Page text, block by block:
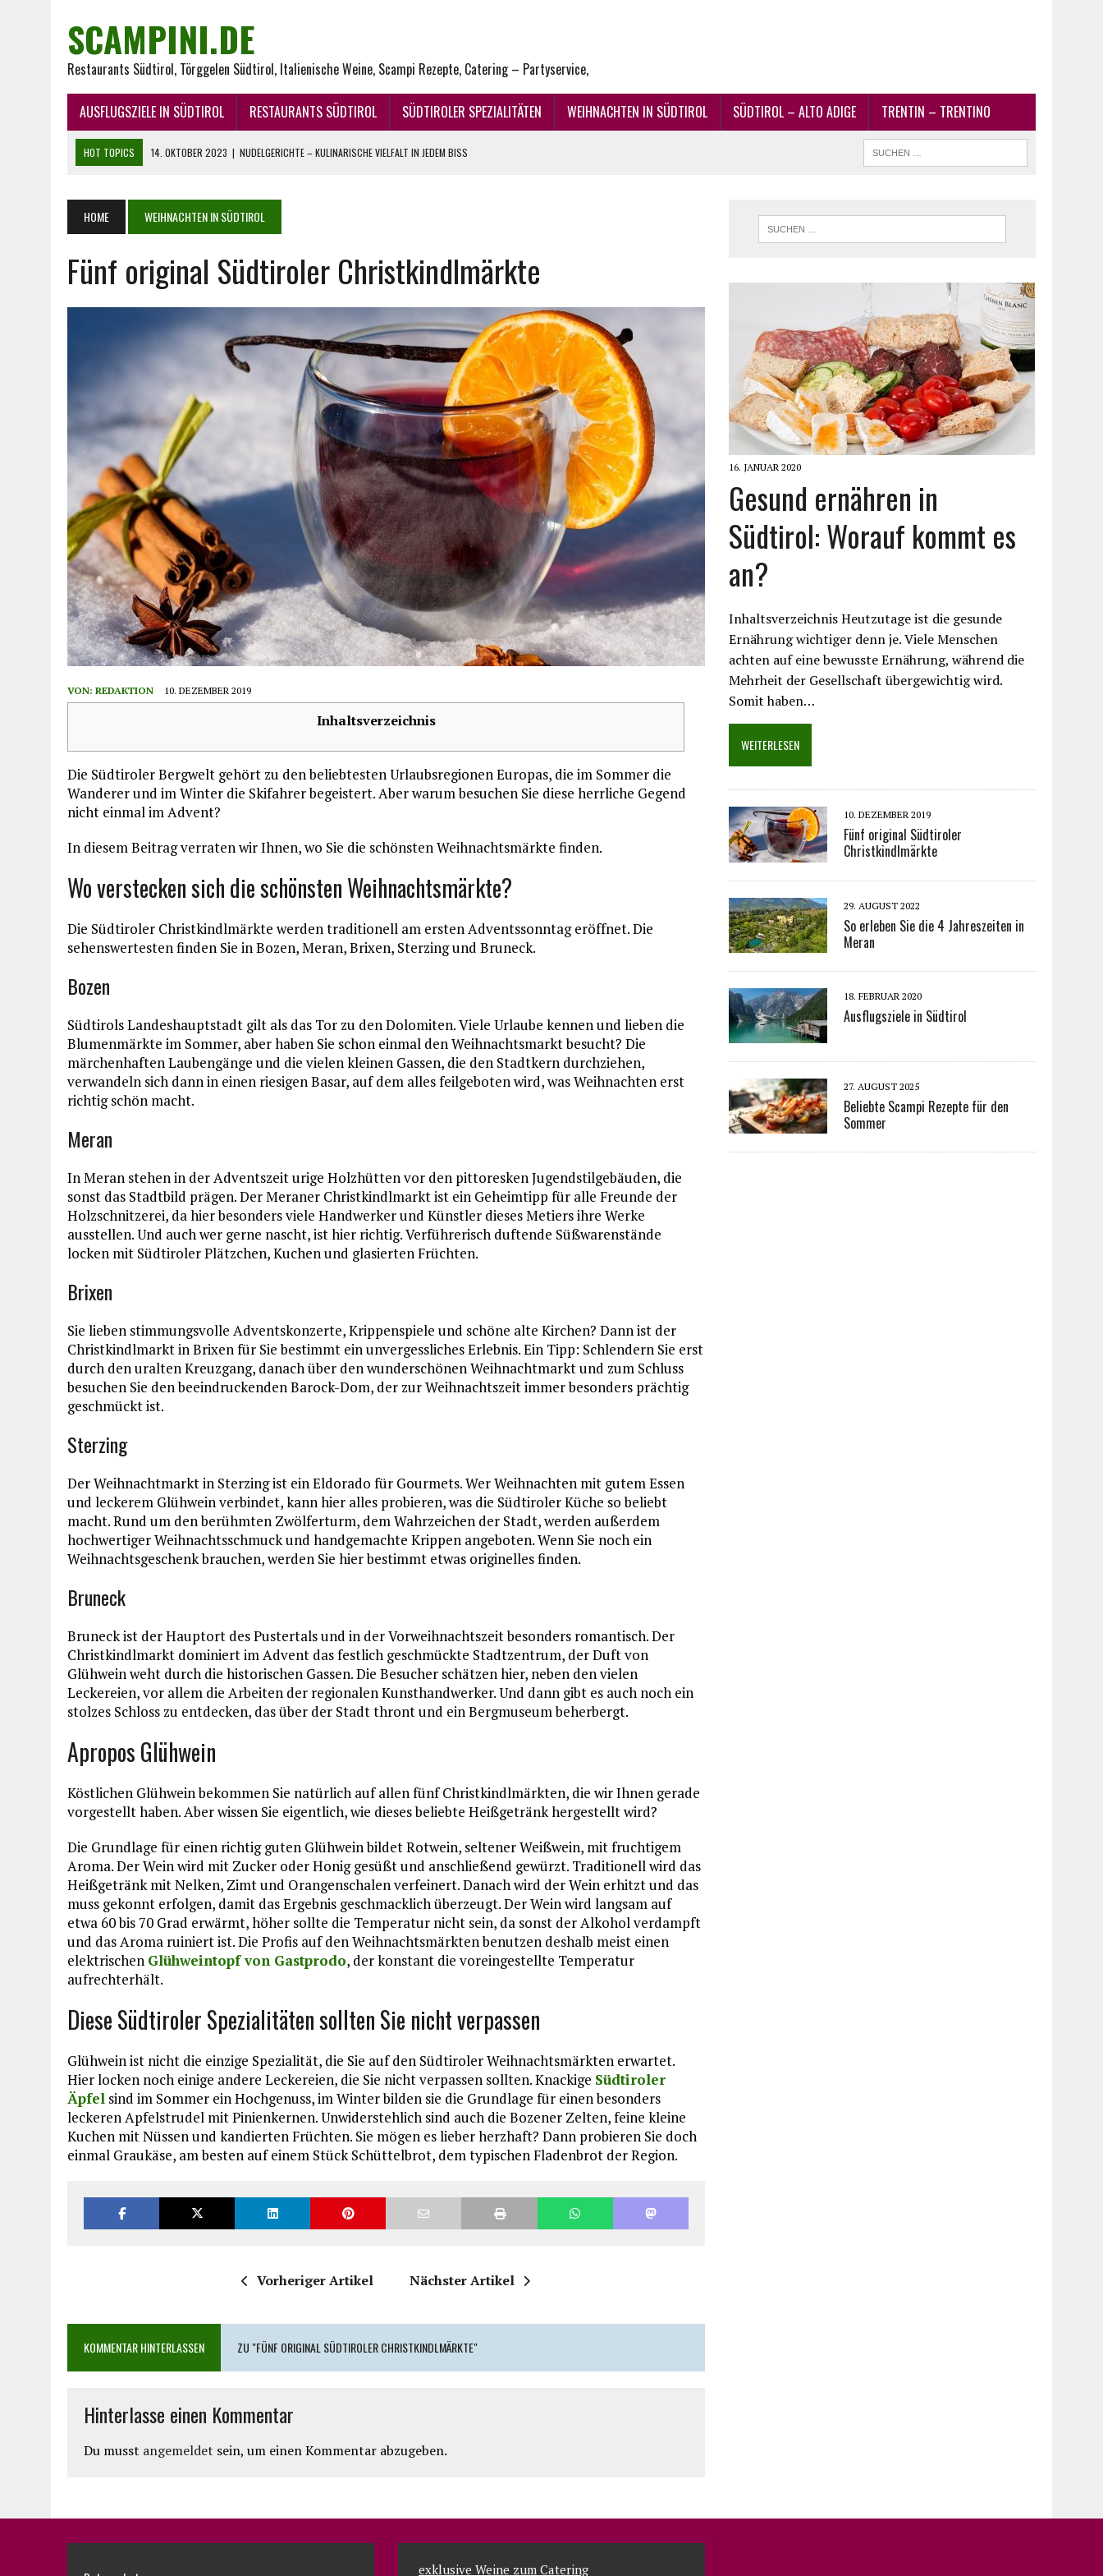
SCAMPINI.DE
Restaurants Südtirol, Törggelen Südtirol, Italienische Weine, Scampi Rezepte, Catering – Partyservice,
AUSFLUGSZIELE IN SÜDTIROL RESTAURANTS SÜDTIROL SÜDTIROLER SPEZIALITÄTEN WEIHNACHTEN IN SÜDTIROL SÜDTIROL – ALTO ADIGE TRENTIN – TRENTINO
HOT TOPICS 14. OKTOBER 2023 | NUDELGERICHTE – KULINARISCHE VIELFALT IN JEDEM BISS
12. JANUAR 2023 | PASTA AUS ITALIEN – ITALIENISCHE NUDELN
27. AUGUST 2025
BELIEBTE SCAMPI REZEPTE FÜR DEN SOMMER
HOME WEIHNACHTEN IN SÜDTIROL
Fünf original Südtiroler Christkindlmärkte
VON: REDAKTION 10. DEZEMBER 2019
Inhaltsverzeichnis
Die Südtiroler Bergwelt gehört zu den beliebtesten Urlaubsregionen Europas, die im Sommer die
Wanderer und im Winter die Skifahrer begeistert. Aber warum besuchen Sie diese herrliche Gegend
nicht einmal im Advent?
In diesem Beitrag verraten wir Ihnen, wo Sie die schönsten Weihnachtsmärkte finden.
Wo verstecken sich die schönsten Weihnachtsmärkte?
Die Südtiroler Christkindlmärkte werden traditionell am ersten Adventssonntag eröffnet. Die
sehenswertesten finden Sie in Bozen, Meran, Brixen, Sterzing und Bruneck.
Bozen
Südtirols Landeshauptstadt gilt als das Tor zu den Dolomiten. Viele Urlaube kennen und lieben die
Blumenmärkte im Sommer, aber haben Sie schon einmal den Weihnachtsmarkt besucht? Die
märchenhaften Laubengänge und die vielen kleinen Gassen, die den Stadtkern durchziehen,
verwandeln sich dann in einen riesigen Basar, auf dem alles feilgeboten wird, was Weihnachten erst
richtig schön macht.
Meran
In Meran stehen in der Adventszeit urige Holzhütten vor den pittoresken Jugendstilgebäuden, die
sonst das Stadtbild prägen. Der Meraner Christkindlmarkt ist ein Geheimtipp für alle Freunde der
Holzschnitzerei, da hier besonders viele Handwerker und Künstler dieses Metiers ihre Werke
ausstellen. Und auch wer gerne nascht, ist hier richtig. Verführerisch duftende Süßwarenstände
locken mit Südtiroler Plätzchen, Kuchen und glasierten Früchten.
Brixen
Sie lieben stimmungsvolle Adventskonzerte, Krippenspiele und schöne alte Kirchen? Dann ist der
Christkindlmarkt in Brixen für Sie bestimmt ein unvergessliches Erlebnis. Ein Tipp: Schlendern Sie erst
durch den uralten Kreuzgang, danach über den wunderschönen Weihnachtmarkt und zum Schluss
besuchen Sie den beeindruckenden Barock-Dom, der zur Weihnachtszeit immer besonders prächtig
geschmückt ist.
Sterzing
Der Weihnachtmarkt in Sterzing ist ein Eldorado für Gourmets. Wer Weihnachten mit gutem Essen
und leckerem Glühwein verbindet, kann hier alles probieren, was die Südtiroler Küche so beliebt
macht. Rund um den berühmten Zwölferturm, dem Wahrzeichen der Stadt, werden außerdem
hochwertiger Weihnachtsschmuck und handgemachte Krippen angeboten. Wenn Sie noch ein
Weihnachtsgeschenk brauchen, werden Sie hier bestimmt etwas originelles finden.
Bruneck
Bruneck ist der Hauptort des Pustertals und in der Vorweihnachtszeit besonders romantisch. Der
Christkindlmarkt dominiert im Advent das festlich geschmückte Stadtzentrum, der Duft von
Glühwein weht durch die historischen Gassen. Die Besucher schätzen hier, neben den vielen
Leckereien, vor allem die Arbeiten der regionalen Kunsthandwerker. Und dann gibt es auch noch ein
stolzes Schloss zu entdecken, das über der Stadt thront und ein Bergmuseum beherbergt.
Apropos Glühwein
Köstlichen Glühwein bekommen Sie natürlich auf allen fünf Christkindlmärkten, die wir Ihnen gerade
vorgestellt haben. Aber wissen Sie eigentlich, wie dieses beliebte Heißgetränk hergestellt wird?
Die Grundlage für einen richtig guten Glühwein bildet Rotwein, seltener Weißwein, mit fruchtigem
Aroma. Der Wein wird mit Zucker oder Honig gesüßt und anschließend gewürzt. Traditionell wird das
Heißgetränk mit Nelken, Zimt und Orangenschalen verfeinert. Danach wird der Wein erhitzt und das
muss gekonnt erfolgen, damit das Ergebnis geschmacklich überzeugt. Der Wein wird langsam auf
etwa 60 bis 70 Grad erwärmt, höher sollte die Temperatur nicht sein, da sonst der Alkohol verdampft
und das Aroma ruiniert ist. Die Profis auf den Weihnachtsmärkten benutzen deshalb meist einen
elektrischen Glühweintopf von Gastprodo, der konstant die voreingestellte Temperatur
aufrechterhält.
Diese Südtiroler Spezialitäten sollten Sie nicht verpassen
Glühwein ist nicht die einzige Spezialität, die Sie auf den Südtiroler Weihnachtsmärkten erwartet.
Hier locken noch einige andere Leckereien, die Sie nicht verpassen sollten. Knackige Südtiroler
Äpfel sind im Sommer ein Hochgenuss, im Winter bilden sie die Grundlage für einen besonders
leckeren Apfelstrudel mit Pinienkernen. Unwiderstehlich sind auch die Bozener Zelten, feine kleine
Kuchen mit Nüssen und kandierten Früchten. Sie mögen es lieber herzhaft? Dann probieren Sie doch
einmal Graukäse, am besten auf einem Stück Schüttelbrot, dem typischen Fladenbrot der Region.
Vorheriger Artikel Nächster Artikel
KOMMENTAR HINTERLASSEN ZU "FÜNF ORIGINAL SÜDTIROLER CHRISTKINDLMÄRKTE"
Hinterlasse einen Kommentar
Du musst angemeldet sein, um einen Kommentar abzugeben.
16. JANUAR 2020
Gesund ernähren in
Südtirol: Worauf kommt es
an?
Inhaltsverzeichnis Heutzutage ist die gesunde
Ernährung wichtiger denn je. Viele Menschen
achten auf eine bewusste Ernährung, während die
Mehrheit der Gesellschaft übergewichtig wird.
Somit haben…
WEITERLESEN
10. DEZEMBER 2019
Fünf original Südtiroler
Christkindlmärkte
29. AUGUST 2022
So erleben Sie die 4 Jahreszeiten in
Meran
18. FEBRUAR 2020
Ausflugsziele in Südtirol
27. AUGUST 2025
Beliebte Scampi Rezepte für den
Sommer
exklusive Weine zum Catering